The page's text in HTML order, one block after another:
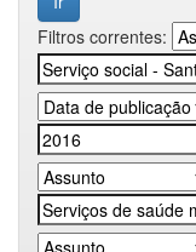
Filtros correntes: